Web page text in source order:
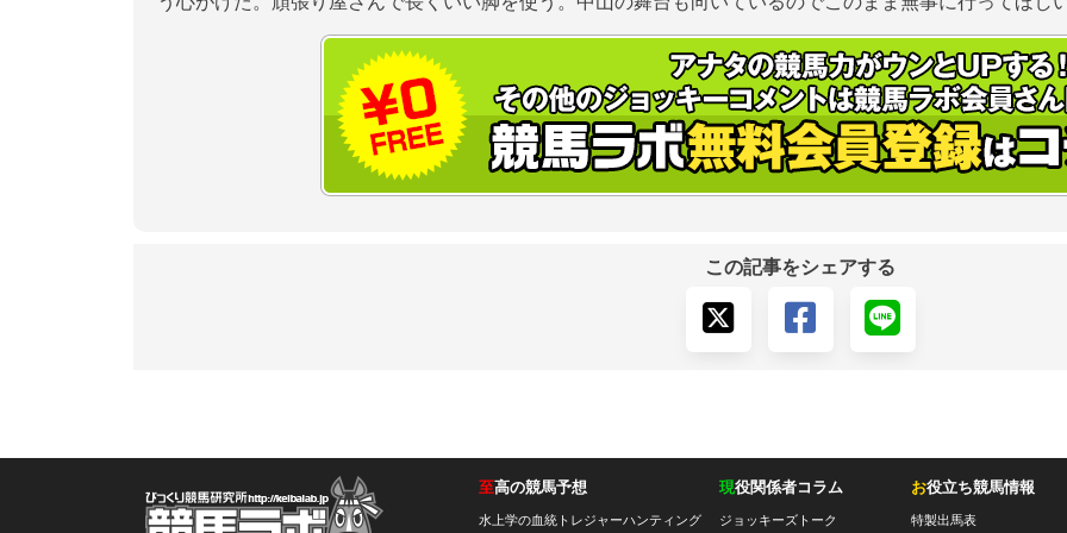
この記事をシェアする
至高の競馬予想
水上学の血統トレジャーハンティング
現役関係者コラム
ジョッキーズトーク
お役立ち競馬情報
特製出馬表